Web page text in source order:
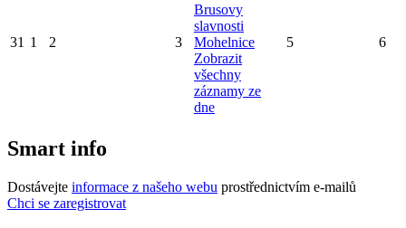
31 1 2 3
Brusovy
slavnosti
Mohelnice
Zobrazit
všechny
záznamy ze
dne
5 6
Smart info
Dostávejte informace z našeho webu prostřednictvím e-mailů
Chci se zaregistrovat